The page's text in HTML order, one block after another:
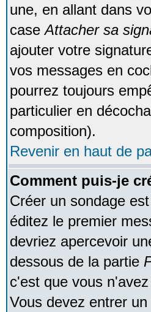
une, en allant dans
caseAttacher sa
ajouter votre
vos messages en
pourrez toujours
particulier en
composition).
Revenir en haut de
Comment puis-je
Créer un sondage
éditez le premier
devriez apercevoir
dessous de la partie
c'est que vous
Vous devez entrer